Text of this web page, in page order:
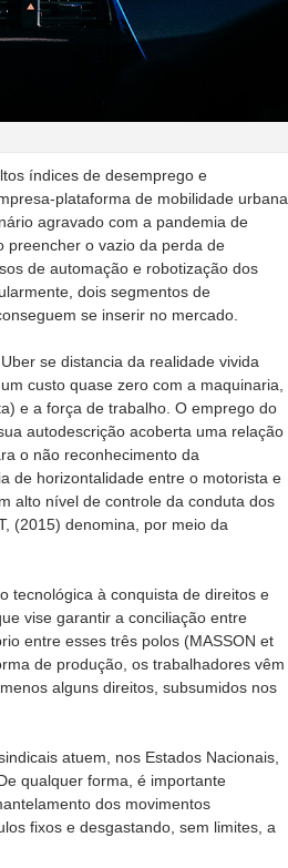
índices de desemprego e
plataforma de mobilidade urbana
agravado com a pandemia de
preencher o vazio da perda de
de automação e robotização dos
dois segmentos de
se inserir no mercado.
se distancia da realidade vivida
custo quase zero com a maquinaria,
e a força de trabalho. O emprego do
autodescrição acoberta uma relação
o não reconhecimento da
de horizontalidade entre o motorista e
alto nível de controle da conduta dos
(2015) denomina, por meio da
tecnológica à conquista de direitos e
vise garantir a conciliação entre
entre esses três polos (MASSON et
de produção, os trabalhadores vêm
alguns direitos, subsumidos nos
atuem, nos Estados Nacionais,
qualquer forma, é importante
dos movimentos
fixos e desgastando, sem limites, a